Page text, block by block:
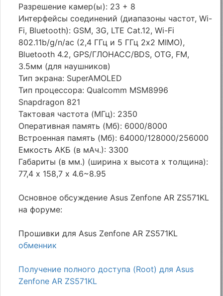
Разрешение камер(ы): 23 + 8
Интерфейсы соединений (диапазоны частот, Wi-
Fi, Bluetooth): GSM, 3G, LTE Cat.12, Wi-Fi
802.11b/g/n/ac (2,4 ГГц и 5 ГГц 2х2 MIMO),
Bluetooth 4.2, GPS/ГЛОНАСС/BDS, OTG, FM,
3.5мм (для наушников)
Тип экрана: SuperAMOLED
Тип процессора: Qualcomm MSM8996
Snapdragon 821
Тактовая частота (МГц): 2350
Оперативная память (Мб): 6000/8000
Встроенная память (Мб): 64000/128000/256000
Емкость АКБ (в мАч.): 3300
Габариты (в мм.) (ширина х высота х толщина):
77,4 х 158,7 х 4.6~8.95
Основное обсуждение Asus Zenfone AR ZS571KL
на форуме:
Прошивки для Asus Zenfone AR ZS571KL
обменник
Получение полного доступа (Root) для Asus
Zenfone AR ZS571KL